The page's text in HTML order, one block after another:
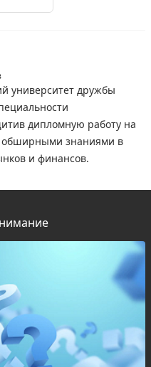
университет дружбы
дипломную работу на
обширными знаниями в
и финансов.